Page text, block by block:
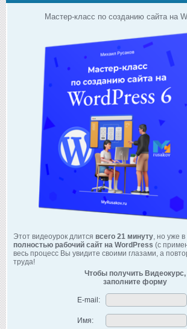
Мастер-класс по созданию сайта на
Этот видеоурок длится всего 21 минуту, но уже
полностью рабочий сайт на WordPress (с
весь процесс Вы увидите своими глазами, а
труда!
Чтобы получить Видеокурс,
заполните форму
E-mail:
Имя: